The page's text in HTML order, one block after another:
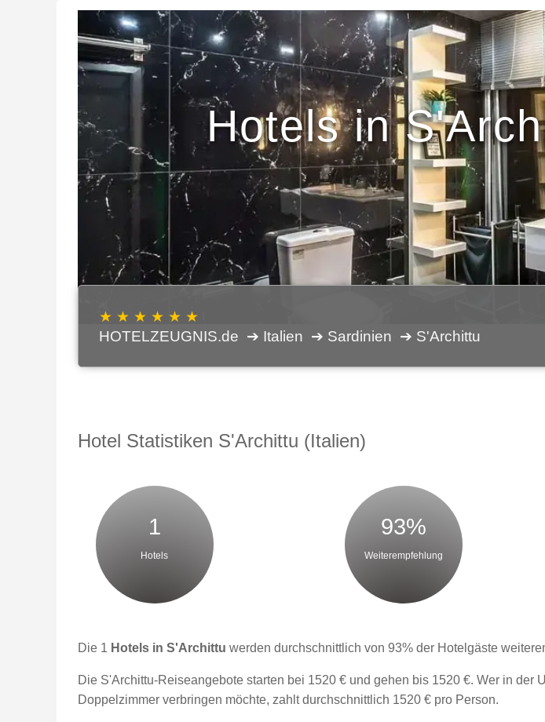
Hotels in
★ ★ ★ ★ ★ ★
HOTELZEUGNIS.de ➔ Italien ➔ Sardinien ➔ S'Archittu
Hotel Statistiken S'Archittu (Italien)
1
Hotels
93%
Weiterempfehlung
Die 1 Hotels in S'Archittu werden durchschnittlich von 93% der Hotelgäste
Die S'Archittu-Reiseangebote starten bei 1520 € und gehen bis 1520 €. Wer in
Doppelzimmer verbringen möchte, zahlt durchschnittlich 1520 € pro Person.